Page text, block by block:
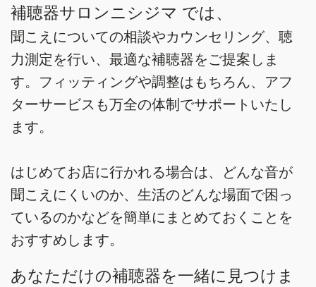
補聴器サロンニシジマ では、
聞こえについての相談やカウンセリング、聴
力測定を行い、最適な補聴器をご提案しま
す。フィッティングや調整はもちろん、アフ
ターサービスも万全の体制でサポートいたし
ます。
はじめてお店に行かれる場合は、どんな音が
聞こえにくいのか、生活のどんな場面で困っ
ているのかなどを簡単にまとめておくことを
おすすめします。
あなただけの補聴器を一緒に見つけま